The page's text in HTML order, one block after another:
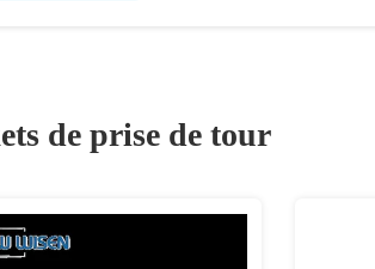
de prise de tour